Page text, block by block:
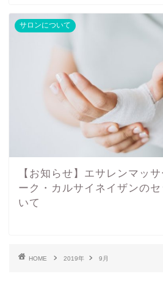
サロンについて
【お知らせ】エサレンマッ
ーク・カルサイネイザンの
いて
HOME 2019年 9月